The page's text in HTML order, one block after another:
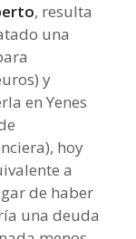
, resulta
una
y
en Yenes
hoy
a
de haber
una deuda